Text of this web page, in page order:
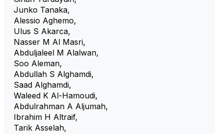
Junko Tanaka,
Alessio Aghemo,
Ulus S Akarca,
Nasser M Al Masri,
Abduljaleel M Alalwan,
Soo Aleman,
Abdullah S Alghamdi,
Saad Alghamdi,
Waleed K Al-Hamoudi,
Abdulrahman A Aljumah,
Ibrahim H Altraif,
Tarik Asselah,